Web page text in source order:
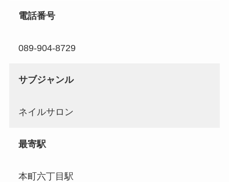
電話番号
089-904-8729
サブジャンル
ネイルサロン
最寄駅
本町六丁目駅